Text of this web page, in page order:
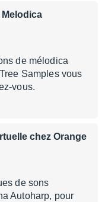
Melodica
de mélodica
Samples vous
vous.
chez Orange
de sons
Autoharp, pour